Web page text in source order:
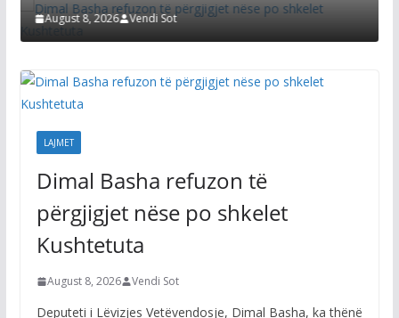
August 8, 2026 Vendi Sot
LAJMET
Dimal Basha refuzon të
përgjigjet nëse po shkelet
Kushtetuta
August 8, 2026 Vendi Sot
Deputeti i Lëvizjes Vetëvendosje, Dimal Basha, ka thënë